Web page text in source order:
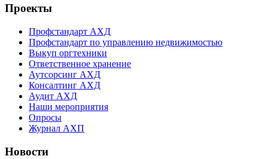
Проекты
Профстандарт АХД
Профстандарт по управлению недвижимостью
Выкуп оргтехники
Ответственное хранение
Аутсорсинг АХД
Консалтинг АХД
Аудит АХД
Наши мероприятия
Опросы
Журнал АХП
Новости